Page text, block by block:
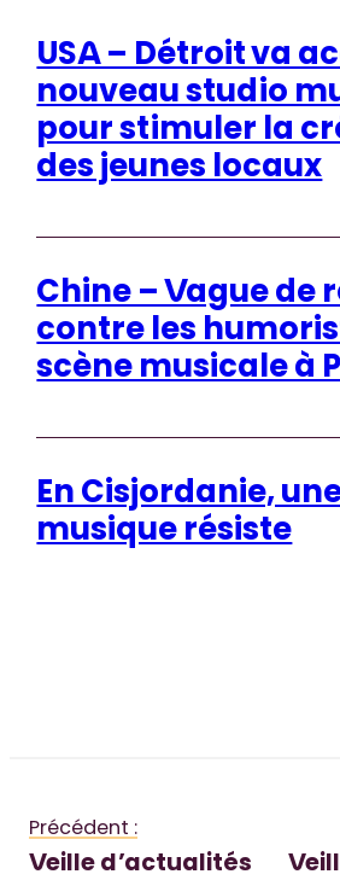
USA – Détroit va
nouveau studio
pour stimuler la
des jeunes locaux
Chine – Vague de
contre les
scène musicale à
En Cisjordanie,
musique résiste
Précédent :
Veille d’actualités